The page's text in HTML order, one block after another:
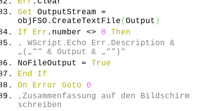
Set
OutputStream =
objFSO. CreateTextFile( Output )
If
Err . number <> 0
Then
‚ WScript.Echo Err.Description &
„(„““ & Output & „““)“
NoFileOutput = True
End
If
On
Error Goto
0
‚Zusammenfassung auf den Bildschirm
schreiben